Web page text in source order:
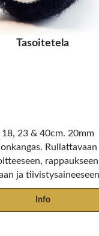
Tasoitetela
18, 23 & 40cm. 20mm
Rullattavaan
ja
Info